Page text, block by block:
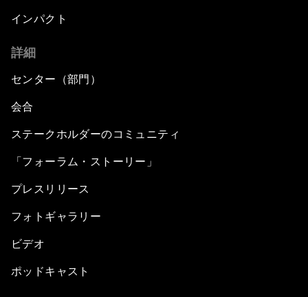
インパクト
詳細
センター（部門）
会合
ステークホルダーのコミュニティ
「フォーラム・ストーリー」
プレスリリース
フォトギャラリー
ビデオ
ポッドキャスト